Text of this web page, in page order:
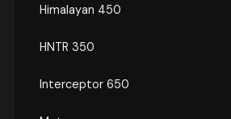
Himalayan 450
HNTR 350
Interceptor 650